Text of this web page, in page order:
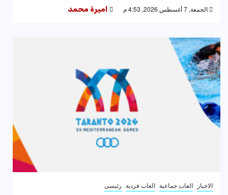
الجمعة, 7 أغسطس 2026, 4:53 م اميرة محمد
الاخبار العاب جماعية العاب فردية رئيسى